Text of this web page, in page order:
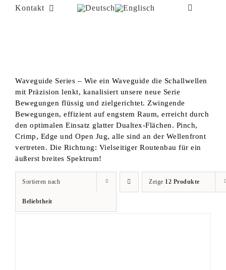
Kontakt
Waveguide Series – Wie ein Waveguide die Schallwellen
mit Präzision lenkt, kanalisiert unsere neue Serie
Bewegungen flüssig und zielgerichtet. Zwingende
Bewegungen, effizient auf engstem Raum, erreicht durch
den optimalen Einsatz glatter Dualtex-Flächen. Pinch,
Crimp, Edge und Open Jug, alle sind an der Wellenfront
vertreten. Die Richtung: Vielseitiger Routenbau für ein
äußerst breites Spektrum!
Sortieren nach
Beliebtheit
Zeige 12 Produkte